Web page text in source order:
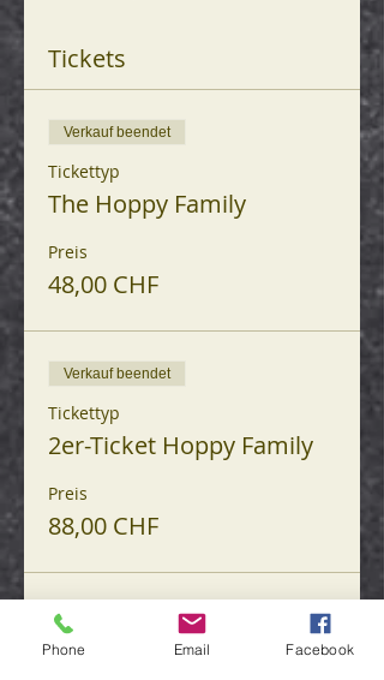
Tickets
Verkauf beendet
Tickettyp
The Hoppy Family
Preis
48,00 CHF
Verkauf beendet
Tickettyp
2er-Ticket Hoppy Family
Preis
88,00 CHF
Diese Veranstaltung
teilen
Phone Email Facebook